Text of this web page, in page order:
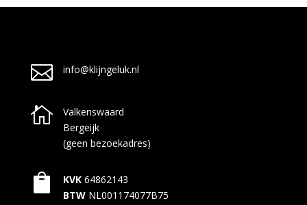
 info@klijngeluk.nl

Valkenswaard
Bergeijk
(geen bezoekadres)
 KVK 64862143
BTW NL001174077B75